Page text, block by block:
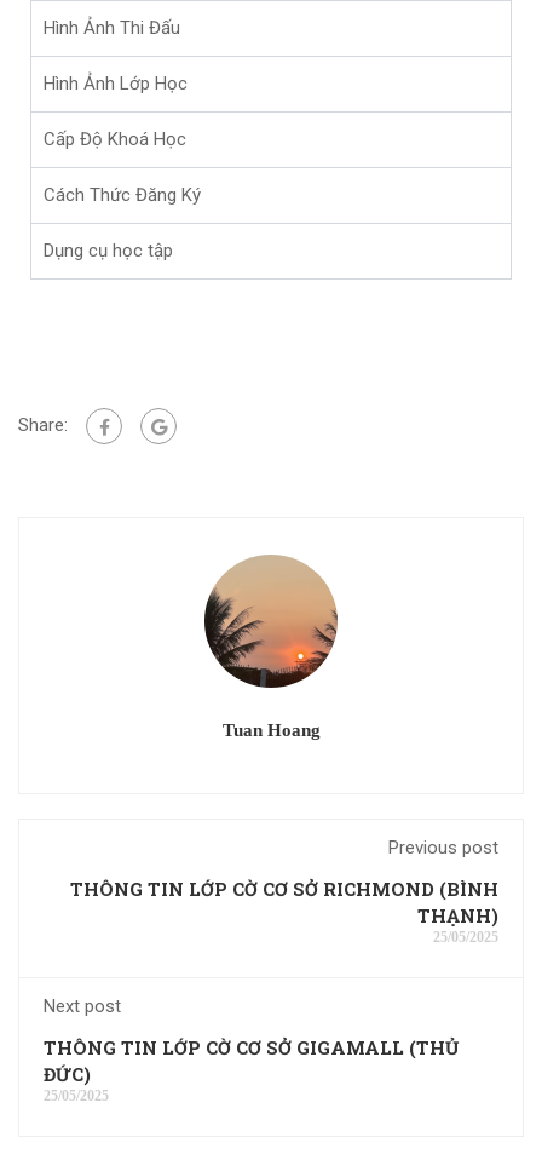
Hình Ảnh Thi Đấu
Hình Ảnh Lớp Học
Cấp Độ Khoá Học
Cách Thức Đăng Ký
Dụng cụ học tập
Share:
Tuan Hoang
Previous post
THÔNG TIN LỚP CỜ CƠ SỞ RICHMOND (BÌNH
THẠNH)
25/05/2025
Next post
THÔNG TIN LỚP CỜ CƠ SỞ GIGAMALL (THỦ
ĐỨC)
25/05/2025